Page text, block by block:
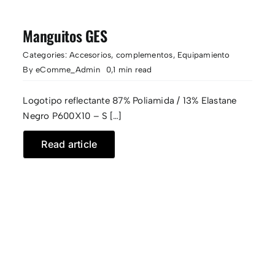
Manguitos GES
Categories:Accesorios, complementos, Equipamiento
ByeComme_Admin 0,1 min read
Logotipo reflectante 87% Poliamida / 13% Elastane
Negro P600X10 – S […]
Read article